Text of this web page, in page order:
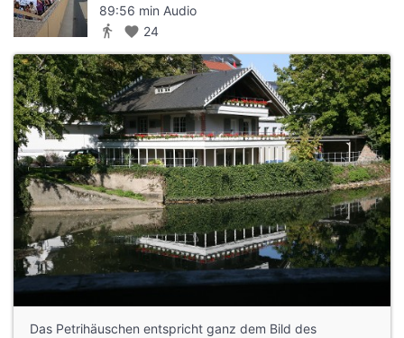
89:56 min Audio
directions_walk favorite 24
Das Petrihäuschen entspricht ganz dem Bild des